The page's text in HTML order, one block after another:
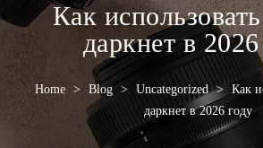
Как
даркнет в
Home > Blog > Uncategorized > Как
даркнет в 2026 году